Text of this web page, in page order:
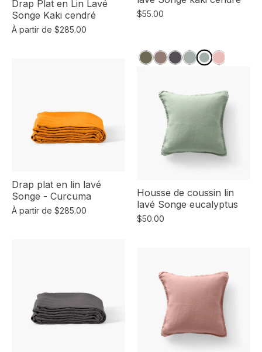
Drap Plat en Lin Lavé
Songe Kaki cendré
À partir de $285.00
Drap plat en lin lavé
Songe - Curcuma
À partir de $285.00
$55.00
Housse de coussin lin
lavé Songe eucalyptus
$50.00